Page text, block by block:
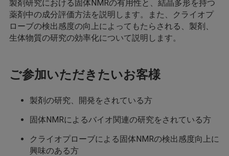
製剤研究における固体NMRの有用性と、結晶多形を持つ
薬剤中の成分評価方法を説明します。また、クライオプ
ローブの検出感度の向上によってもたらされる、製剤、
生体物質の研究の効率化について説明します。
ご参加いただきたいお客様
製剤の研究、開発をされている方
固体NMRによるバイオ関連の研究をされている方
クライオプローブによる固体NMRの検出感度向上に
興味のある方